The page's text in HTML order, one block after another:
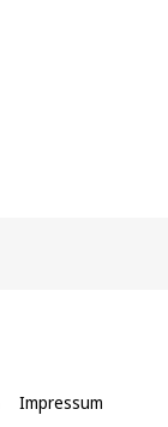
Impressum